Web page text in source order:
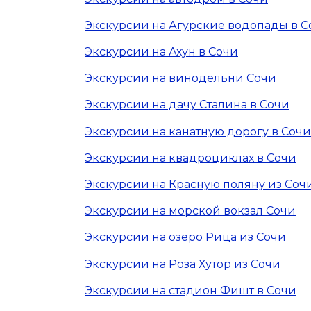
Экскурсии на Агурские водопады в
Экскурсии на Ахун в Сочи
Экскурсии на винодельни Сочи
Экскурсии на дачу Сталина в Сочи
Экскурсии на канатную дорогу в Сочи
Экскурсии на квадроциклах в Сочи
Экскурсии на Красную поляну из
Экскурсии на морской вокзал Сочи
Экскурсии на озеро Рица из Сочи
Экскурсии на Роза Хутор из Сочи
Экскурсии на стадион Фишт в Сочи